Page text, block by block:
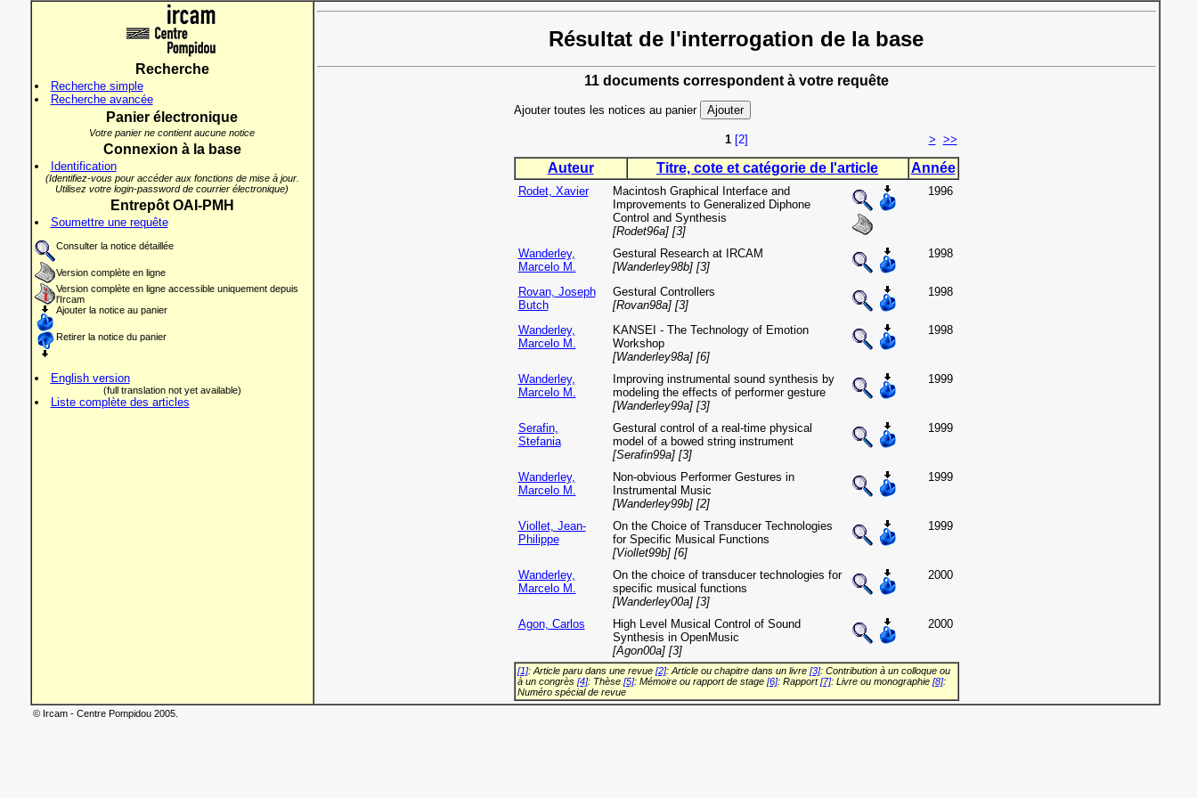
Recherche
Recherche simple
Recherche avancée
Panier électronique
Votre panier ne contient aucune notice
Connexion à la base
Identification
(Identifiez-vous pour accéder aux fonctions de mise à jour.
Utilisez votre login-password de courrier électronique)
Entrepôt OAI-PMH
Soumettre une requête
Consulter la notice détaillée
Version complète en ligne
Version complète en ligne accessible uniquement depuis
l'Ircam
Ajouter la notice au panier
Retirer la notice du panier
English version
(full translation not yet available)
Liste complète des articles
Résultat de l'interrogation de la base
11 documents correspondent à votre requête
Ajouter toutes les notices au panier
1 [2] > >>
Auteur Titre, cote et catégorie de l'article Année
Rodet, Xavier
Macintosh Graphical Interface and
Improvements to Generalized Diphone
Control and Synthesis
[Rodet96a] [3]
1996
Wanderley,
Marcelo M.
Gestural Research at IRCAM
[Wanderley98b] [3]
1998
Rovan, Joseph
Butch
Gestural Controllers
[Rovan98a] [3]
1998
Wanderley,
Marcelo M.
KANSEI - The Technology of Emotion
Workshop
[Wanderley98a] [6]
1998
Wanderley,
Marcelo M.
Improving instrumental sound synthesis by
modeling the effects of performer gesture
[Wanderley99a] [3]
1999
Serafin,
Stefania
Gestural control of a real-time physical
model of a bowed string instrument
[Serafin99a] [3]
1999
Wanderley,
Marcelo M.
Non-obvious Performer Gestures in
Instrumental Music
[Wanderley99b] [2]
1999
Viollet, Jean-
Philippe
On the Choice of Transducer Technologies
for Specific Musical Functions
[Viollet99b] [6]
1999
Wanderley,
Marcelo M.
On the choice of transducer technologies for
specific musical functions
[Wanderley00a] [3]
2000
Agon, Carlos
High Level Musical Control of Sound
Synthesis in OpenMusic
[Agon00a] [3]
2000
[1]: Article paru dans une revue [2]: Article ou chapitre dans un livre [3]: Contribution à un colloque ou
à un congrès [4]: Thèse [5]: Mémoire ou rapport de stage [6]: Rapport[7]: Livre ou monographie [8]:
Numéro spécial de revue
© Ircam - Centre Pompidou 2005.